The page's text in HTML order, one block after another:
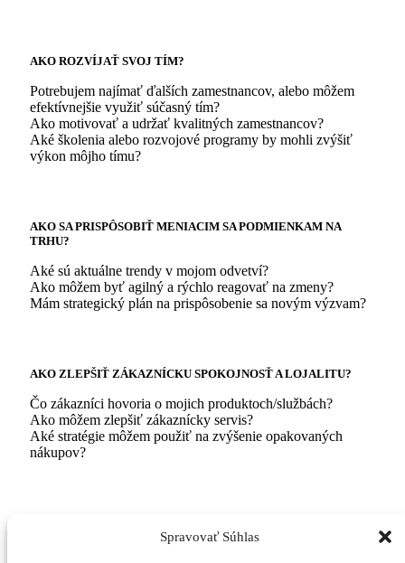
Spravovať Súhlas
AKO ROZVÍJAŤ SVOJ TÍM?
Potrebujem najímať ďalších zamestnancov, alebo môžem
efektívnejšie využiť súčasný tím?
Ako motivovať a udržať kvalitných zamestnancov?
Aké školenia alebo rozvojové programy by mohli zvýšiť
výkon môjho tímu?
AKO SA PRISPÔSOBIŤ MENIACIM SA PODMIENKAM NA
TRHU?
Aké sú aktuálne trendy v mojom odvetví?
Ako môžem byť agilný a rýchlo reagovať na zmeny?
Mám strategický plán na prispôsobenie sa novým výzvam?
AKO ZLEPŠIŤ ZÁKAZNÍCKU SPOKOJNOSŤ A LOJALITU?
Čo zákazníci hovoria o mojich produktoch/službách?
Ako môžem zlepšiť zákaznícky servis?
Aké stratégie môžem použiť na zvýšenie opakovaných
nákupov?